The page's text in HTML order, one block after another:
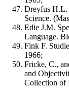
Dreyfus H.L.
Science.
Edie J.M.
Language.
Fink F.
1966;
Fricke, C.,
and
Collection of